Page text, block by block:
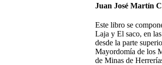
Juan José Martín
Este libro se
Laja y El saco, en
desde la parte
Mayordomía de los
de Minas de